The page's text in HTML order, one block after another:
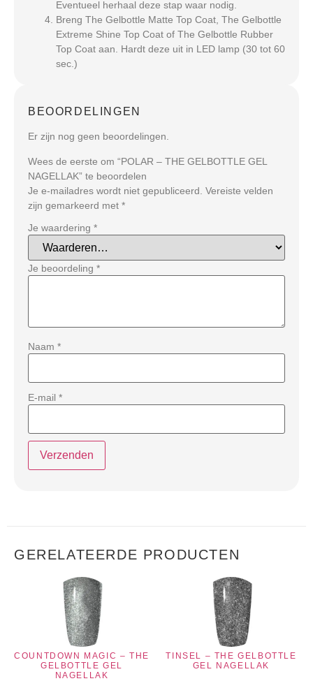
Eventueel herhaal deze stap waar nodig.
Breng The Gelbottle Matte Top Coat, The Gelbottle
Extreme Shine Top Coat of The Gelbottle Rubber
Top Coat aan. Hardt deze uit in LED lamp (30 tot 60
sec.)
BEOORDELINGEN
Er zijn nog geen beoordelingen.
Wees de eerste om “POLAR – THE GELBOTTLE GEL
NAGELLAK” te beoordelen
Je e-mailadres wordt niet gepubliceerd. Vereiste velden
zijn gemarkeerd met *
Je waardering *
Je beoordeling *
Naam *
E-mail *
GERELATEERDE PRODUCTEN
COUNTDOWN MAGIC – THE
GELBOTTLE GEL
NAGELLAK
TINSEL – THE GELBOTTLE
GEL NAGELLAK